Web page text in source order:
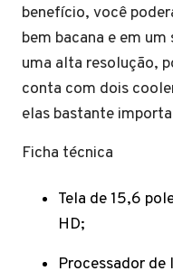
benefício, você
bem bacana e em
uma alta resolução,
conta com dois
elas bastante
Ficha técnica
Tela de 15,6
HD;
Processador de